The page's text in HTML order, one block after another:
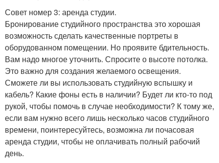
Совет номер 3: аренда студии.
Бронирование студийного пространства это хорошая
возможность сделать качественные портреты в
оборудованном помещении. Но проявите бдительность.
Вам надо многое уточнить. Спросите о высоте потолка.
Это важно для создания желаемого освещения.
Сможете ли вы использовать студийную вспышку и
кабель? Какие фоны есть в наличии? Будет ли кто-то под
рукой, чтобы помочь в случае необходимости? К тому же,
если вам нужно всего лишь несколько часов студийного
времени, поинтересуйтесь, возможна ли почасовая
аренда студии, чтобы не оплачивать полный рабочий
день.